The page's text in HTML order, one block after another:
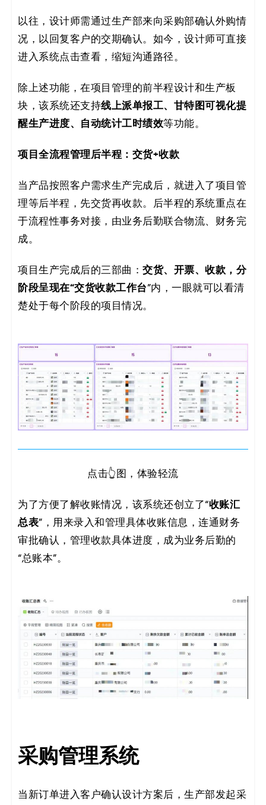
以往，设计师需通过生产部来向采购部确认外购情
况，以回复客户的交期确认。如今，设计师可直接
进入系统点击查看，缩短沟通路径。
除上述功能，在项目管理的前半程设计和生产板
块，该系统还支持线上派单报工、甘特图可视化提
醒生产进度、自动统计工时绩效等功能。
项目全流程管理后半程：交货+收款
当产品按照客户需求生产完成后，就进入了项目管
理等后半程，先交货再收款。后半程的系统重点在
于流程性事务对接，由业务后勤联合物流、财务完
成。
项目生产完成后的三部曲： 交货、开票、收款，分
阶段呈现在“交货收款工作台”内，一眼就可以看清
楚处于每个阶段的项目情况。
点击👆图，体验轻流
为了方便了解收账情况，该系统还创立了“收账汇
总表”，用来录入和管理具体收账信息，连通财务
审批确认，管理收款具体进度，成为业务后勤的
“总账本”。
采购管理系统
当新订单进入客户确认设计方案后，生产部发起采